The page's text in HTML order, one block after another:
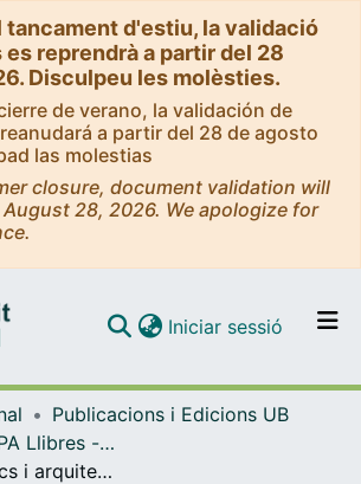
tancament d'estiu, la validació
reprendrà a partir del 28
Disculpeu les molèsties.
de verano, la validación de
a partir del 28 de agosto
las molestias
closure, document validation will
28, 2026. We apologize for
Navega per tot el DD
Com publicar
Iniciar sessió (current)
Publicacions i Edicions UB
Col·lecció ACPA Llibres - eBooks - (Publicacions i Edicions UB)
Cicles pictòrics i arquitectura obliqua al set-cents: Barcelona i la Mediterrània